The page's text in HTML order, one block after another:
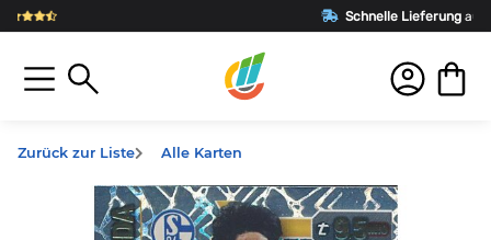
Schnelle Lieferungaus Deutschland
Zurück zur Liste Alle Karten